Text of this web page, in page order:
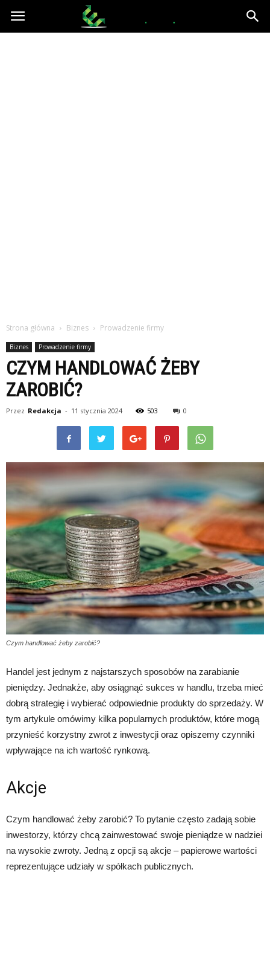
epce.org.pl
Strona główna Biznes Prowadzenie firmy
Biznes Prowadzenie firmy
CZYM HANDLOWAĆ ŻEBY
ZAROBIĆ?
Przez Redakcja - 11 stycznia 2024 503 0
Czym handlować żeby zarobić?
Handel jest jednym z najstarszych sposobów na zarabianie
pieniędzy. Jednakże, aby osiągnąć sukces w handlu, trzeba mieć
dobrą strategię i wybierać odpowiednie produkty do sprzedaży. W
tym artykule omówimy kilka popularnych produktów, które mogą
przynieść korzystny zwrot z inwestycji oraz opiszemy czynniki
wpływające na ich wartość rynkową.
Akcje
Czym handlować żeby zarobić? To pytanie często zadają sobie
inwestorzy, którzy chcą zainwestować swoje pieniądze w nadziei
na wysokie zwroty. Jedną z opcji są akcje – papierowe wartości
reprezentujące udziały w spółkach publicznych.